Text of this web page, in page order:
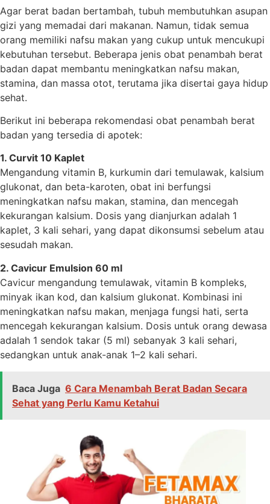
Agar berat badan bertambah, tubuh membutuhkan asupan
gizi yang memadai dari makanan. Namun, tidak semua
orang memiliki nafsu makan yang cukup untuk mencukupi
kebutuhan tersebut. Beberapa jenis obat penambah berat
badan dapat membantu meningkatkan nafsu makan,
stamina, dan massa otot, terutama jika disertai gaya hidup
sehat.
Berikut ini beberapa rekomendasi obat penambah berat
badan yang tersedia di apotek:
1. Curvit 10 Kaplet
Mengandung vitamin B, kurkumin dari temulawak, kalsium
glukonat, dan beta-karoten, obat ini berfungsi
meningkatkan nafsu makan, stamina, dan mencegah
kekurangan kalsium. Dosis yang dianjurkan adalah 1
kaplet, 3 kali sehari, yang dapat dikonsumsi sebelum atau
sesudah makan.
2. Cavicur Emulsion 60 ml
Cavicur mengandung temulawak, vitamin B kompleks,
minyak ikan kod, dan kalsium glukonat. Kombinasi ini
meningkatkan nafsu makan, menjaga fungsi hati, serta
mencegah kekurangan kalsium. Dosis untuk orang dewasa
adalah 1 sendok takar (5 ml) sebanyak 3 kali sehari,
sedangkan untuk anak-anak 1–2 kali sehari.
Baca Juga 6 Cara Menambah Berat Badan Secara
Sehat yang Perlu Kamu Ketahui